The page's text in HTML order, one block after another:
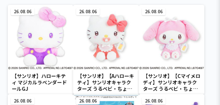
26.08.06
【サンリオ】ハローキテ
ィ マジカルラベンダード
ールGJ
26.08.06
【サンリオ】【Aハローキ
ティ】サンリオキャラク
ターズ うるベビ・ちょい
デカドール
26.08.06
【サンリオ】【Cマイメロ
ディ】サンリオキャラク
ターズ うるベビ・ちょい
26.08.06 26.08.06 26.08.06